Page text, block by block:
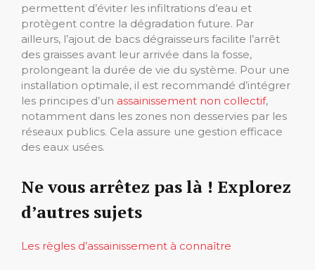
permettent d’éviter les infiltrations d’eau et
protègent contre la dégradation future. Par
ailleurs, l’ajout de bacs dégraisseurs facilite l’arrêt
des graisses avant leur arrivée dans la fosse,
prolongeant la durée de vie du système. Pour une
installation optimale, il est recommandé d’intégrer
les principes d’un assainissement non collectif,
notamment dans les zones non desservies par les
réseaux publics. Cela assure une gestion efficace
des eaux usées.
Ne vous arrêtez pas là ! Explorez
d’autres sujets
Les règles d’assainissement à connaître